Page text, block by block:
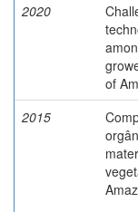
2020
of
2015